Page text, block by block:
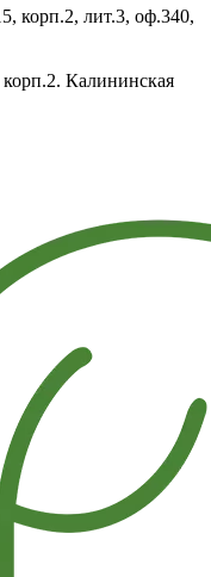
корп.2, лит.3, оф.340,
Калининская